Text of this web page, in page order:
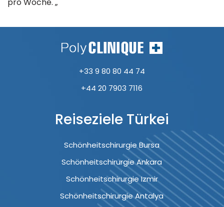
pro Woche. „
+33 9 80 80 44 74
+44 20 7903 7116
Reiseziele Türkei
Schönheitschirurgie Bursa
Schönheitschirurgie Ankara
Schönheitschirurgie Izmir
Schönheitschirurgie Antalya